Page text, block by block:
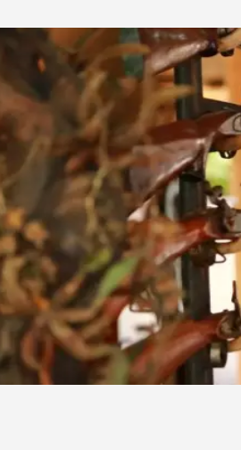
Termo de Pesquisa
Categorias gerais